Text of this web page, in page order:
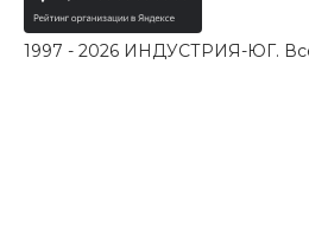
1997 - 2026 ИНДУСТРИЯ-ЮГ.